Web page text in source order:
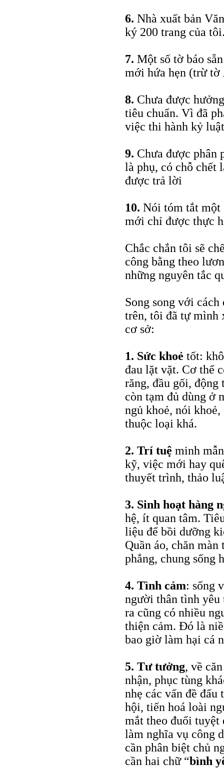
6. Nhà xuất bản
ký 200 trang của
7. Một số tờ báo
mới hứa hẹn (trừ tờ
8. Chưa được
tiêu chuẩn. Vì đã
việc thi hành kỷ
9. Chưa được phân
là phụ, có chỗ chết
được trả lời
10. Nói tóm tắt một
mới chỉ được thực
Chắc chắn tôi sẽ
công bằng theo
những nguyên tắc
Song song với
trên, tôi đã tự mình
cơ sở:
1. Sức khoẻ tốt:
đau lặt vặt. Cơ thể
răng, đầu gối,
còn tạm đủ dùng ở
ngủ khoẻ, nói
thuộc loại khá.
2. Trí tuệ minh
kỹ, việc mới hay
thuyết trình, thảo
3. Sinh hoạt hàng
hệ, ít quan tâm.
liệu để bồi dưỡng
Quần áo, chăn
phẳng, chung sống
4. Tình cảm: sống
người thân tình yêu
ra cũng có nhiều
thiện cảm. Đó là
bao giờ làm hại cá
5. Tư tưởng, về
nhận, phục tùng
nhẹ các vấn đề đấu
hội, tiến hoá loài
mắt theo đuổi tuyệt
làm nghĩa vụ công
cần phân biệt chủ
cần hai chữ “bình